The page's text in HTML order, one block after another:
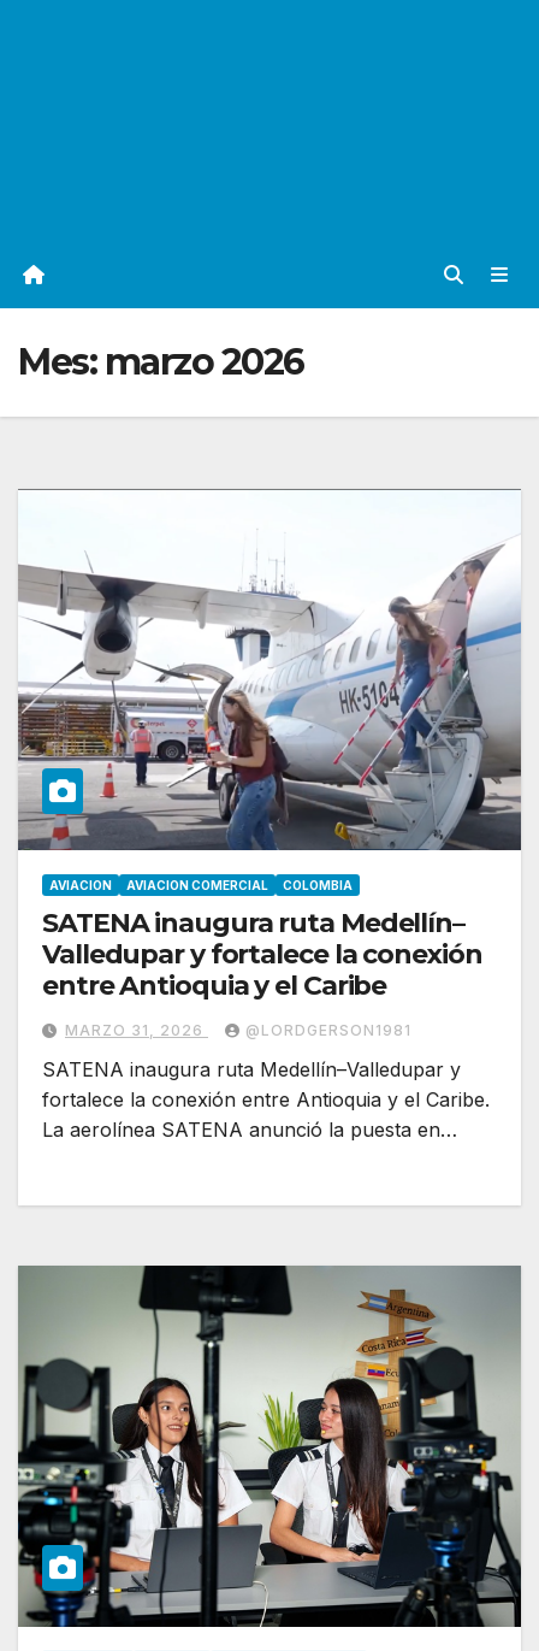
Mes: marzo 2026
AVIACION AVIACION COMERCIAL COLOMBIA
SATENA inaugura ruta Medellín–
Valledupar y fortalece la conexión
entre Antioquia y el Caribe
MARZO 31, 2026 @LORDGERSON1981
SATENA inaugura ruta Medellín–Valledupar y
fortalece la conexión entre Antioquia y el Caribe.
La aerolínea SATENA anunció la puesta en…